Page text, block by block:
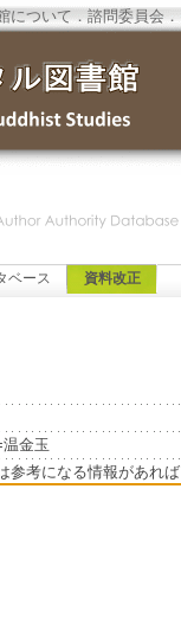
について ．諮問委員会 ．
ベース 資料改正
金玉
参考になる情報があれ